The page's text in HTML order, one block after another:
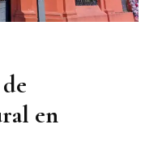
en